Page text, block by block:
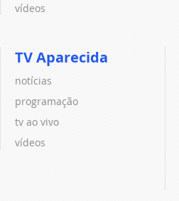
vídeos
TV Aparecida
notícias
programação
tv ao vivo
vídeos